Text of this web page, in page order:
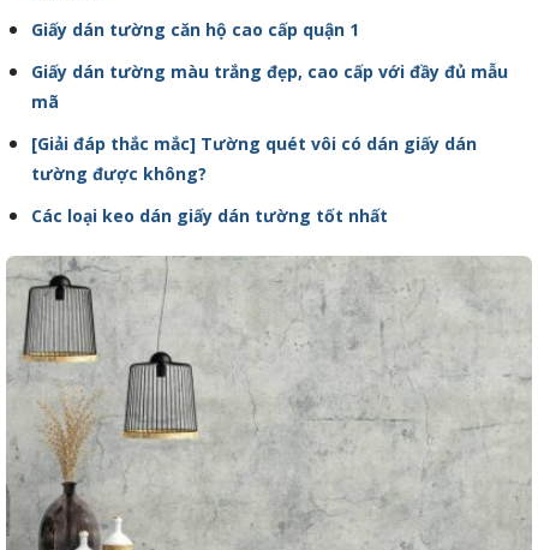
Giấy dán tường căn hộ cao cấp quận 1
Giấy dán tường màu trắng đẹp, cao cấp với đầy đủ mẫu
mã
[Giải đáp thắc mắc] Tường quét vôi có dán giấy dán
tường được không?
Các loại keo dán giấy dán tường tốt nhất